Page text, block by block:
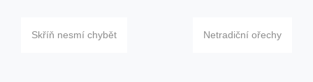
Navigace
Skříň nesmí chybět Netradiční ořechy